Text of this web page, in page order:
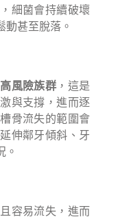
細菌會持續破壞
動甚至脫落。
風險族群 ，這是
與支撐，進而逐
骨流失的範圍會
伸鄰牙傾斜、牙
。
容易流失，進而